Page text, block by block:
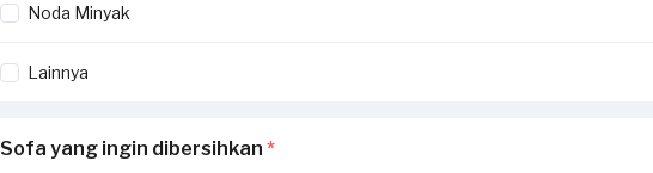
Untuk kasuspasca banjir
dapat dilakukan secara lebih optimal.
meskipun proses pembersihan telah dilakukan secara maksimal.
Noda Minyak
Lainnya
Sofa yang ingin dibersihkan *